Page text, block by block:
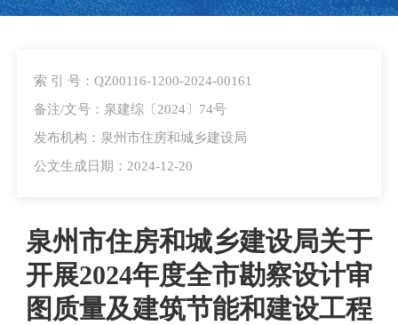
索 引 号：QZ00116-1200-2024-00161
备注/文号：泉建综〔2024〕74号
发布机构：泉州市住房和城乡建设局
公文生成日期：2024-12-20
泉州市住房和城乡建设局关于
开展2024年度全市勘察设计审
图质量及建筑节能和建设工程